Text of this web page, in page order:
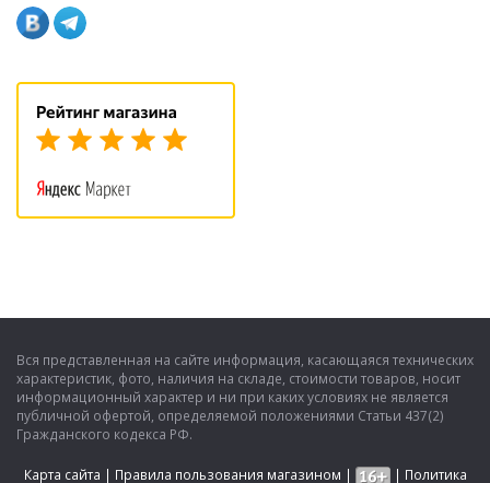
Вся представленная на сайте информация, касающаяся технических
характеристик, фото, наличия на складе, стоимости товаров, носит
информационный характер и ни при каких условиях не является
публичной офертой, определяемой положениями Статьи 437(2)
Гражданского кодекса РФ.
Карта сайта | Правила пользования магазином | | Политика